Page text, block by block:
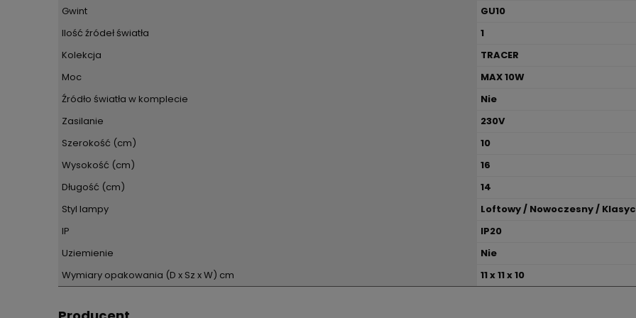
Gwint
GU10
Ilość źródeł światła
1
Kolekcja
TRACER
Moc
MAX 10W
Źródło światła w komplecie
Nie
Zasilanie
230V
Szerokość (cm)
10
Wysokość (cm)
16
Długość (cm)
14
Styl lampy
Loftowy / Nowoczesny /
IP
IP20
Uziemienie
Nie
Wymiary opakowania (D x Sz x W) cm
11 x 11 x 10